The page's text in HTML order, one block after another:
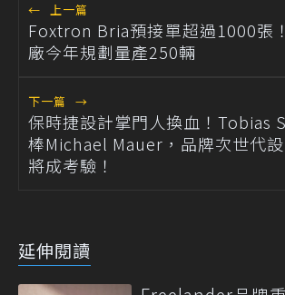
← 上一篇
Foxtron Bria預接單超過1000張
廠今年規劃量產250輛
下一篇 →
保時捷設計掌門人換血！Tobias
棒Michael Mauer，品牌次世代
將成考驗！
延伸閱讀